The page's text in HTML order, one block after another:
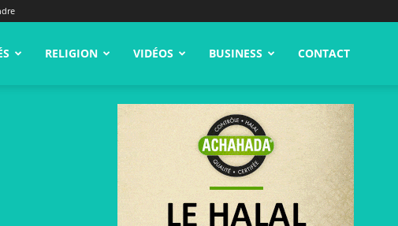
RELIGION VIDÉOS BUSINESS CONTACT